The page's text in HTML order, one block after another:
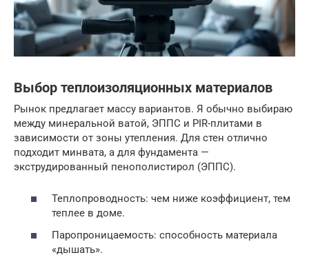
Выбор теплоизоляционных материалов
Рынок предлагает массу вариантов. Я обычно выбираю
между минеральной ватой, ЭППС и PIR-плитами в
зависимости от зоны утепления. Для стен отлично
подходит минвата, а для фундамента —
экструдированный пенополистирол (ЭППС).
Теплопроводность: чем ниже коэффициент, тем
теплее в доме.
Паропроницаемость: способность материала
«дышать».